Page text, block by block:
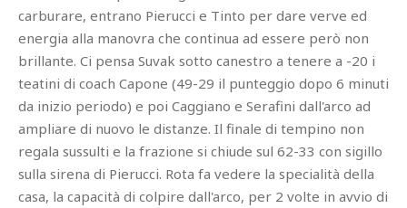
carburare, entrano Pierucci e Tinto per dare verve ed
energia alla manovra che continua ad essere però non
brillante. Ci pensa Suvak sotto canestro a tenere a -20 i
teatini di coach Capone (49-29 il punteggio dopo 6 minuti
da inizio periodo) e poi Caggiano e Serafini dall'arco ad
ampliare di nuovo le distanze. Il finale di tempino non
regala sussulti e la frazione si chiude sul 62-33 con sigillo
sulla sirena di Pierucci. Rota fa vedere la specialità della
casa, la capacità di colpire dall'arco, per 2 volte in avvio di